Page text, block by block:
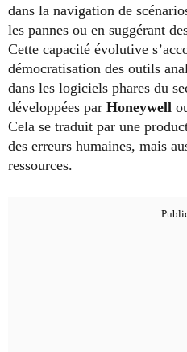
dans la navigation de
les pannes ou en suggérant
Cette capacité évolutive
démocratisation des outils
dans les logiciels phares du
développées par Honeywell
Cela se traduit par une
des erreurs humaines, mais
ressources.